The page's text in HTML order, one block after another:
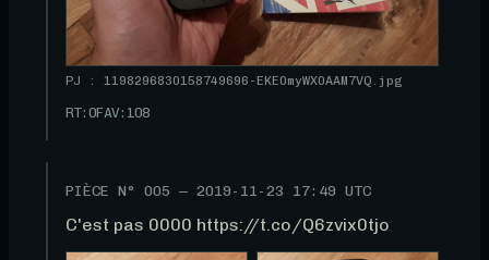
PJ : 1198296830158749696-EKE0myWX0AAM7VQ.jpg
RT:0FAV: 108
PIÈCE N°005 —2019-11-23 17:49 UTC
C'est pas 0000 https://t.co/Q6zvix0tjo